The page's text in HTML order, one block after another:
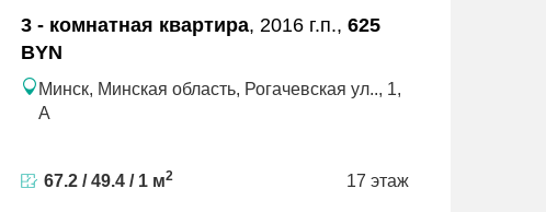
3 - комнатная квартира, 2016 г.п., 625
BYN
Минск, Минская область, Рогачевская ул.., 1,
А
67.2 / 49.4 / 1 м2 17 этаж